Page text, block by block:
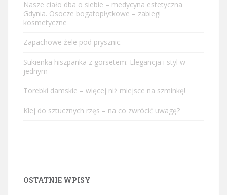
Nasze ciało dba o siebie – medycyna estetyczna
Gdynia. Osocze bogatopłytkowe – zabiegi
kosmetyczne
Zapachowe żele pod prysznic.
Sukienka hiszpanka z gorsetem: Elegancja i styl w
jednym
Torebki damskie – więcej niż miejsce na szminkę!
Klej do sztucznych rzęs – na co zwrócić uwagę?
OSTATNIE WPISY